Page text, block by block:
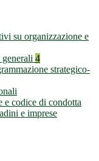
su organizzazione e
4
strategico-
e codice di condotta
e imprese